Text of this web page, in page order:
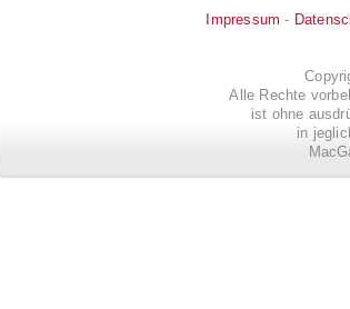
Impressum -
Alle Rechte
ist ohne
in